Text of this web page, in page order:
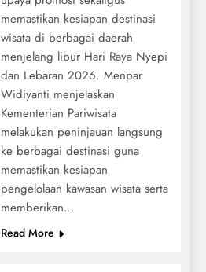
memastikan kesiapan destinasi
wisata di berbagai daerah
menjelang libur Hari Raya Nyepi
dan Lebaran 2026. Menpar
Widiyanti menjelaskan
Kementerian Pariwisata
melakukan peninjauan langsung
ke berbagai destinasi guna
memastikan kesiapan
pengelolaan kawasan wisata serta
memberikan…
Read More